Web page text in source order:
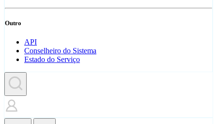
Outro
API
Conselheiro do Sistema
Estado do Serviço